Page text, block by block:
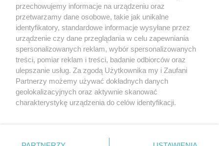
ZWIERZENIA
"Nigdy nie zapomniałam siedmiu czerwonych róż
od Jurka. Byłam już wdową, gdy znowu je od niego
dostałam..."
KONTAKT REKLAMA
przechowujemy informacje na urządzeniu oraz
przetwarzamy dane osobowe, takie jak unikalne
identyfikatory, standardowe informacje wysyłane przez
urządzenie czy dane przeglądania w celu zapewniania
spersonalizowanych reklam, wybór spersonalizowanych
treści, pomiar reklam i treści, badanie odbiorców oraz
ulepszanie usług. Za zgodą Użytkownika my i Zaufani
Partnerzy możemy używać dokładnych danych
geolokalizacyjnych oraz aktywnie skanować
charakterystykę urządzenia do celów identyfikacji.